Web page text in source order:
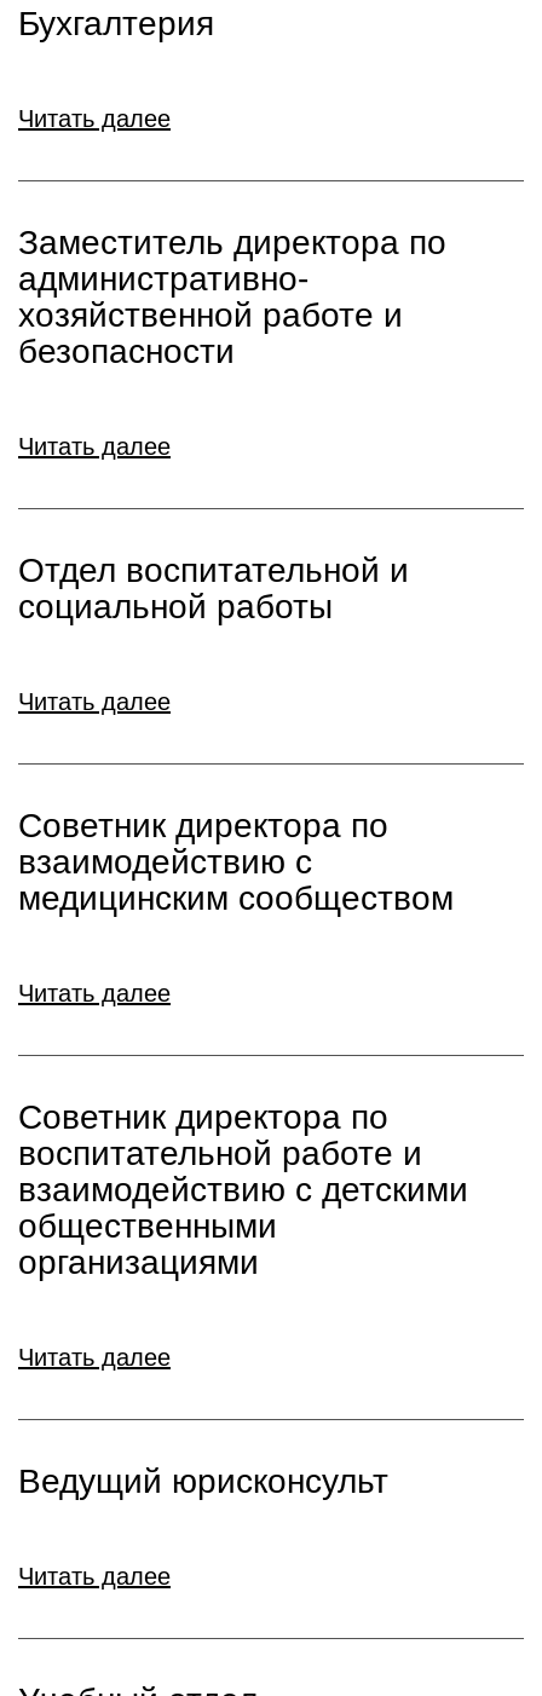
Бухгалтерия
Читать далее
Заместитель директора по
административно-
хозяйственной работе и
безопасности
Читать далее
Отдел воспитательной и
социальной работы
Читать далее
Советник директора по
взаимодействию с
медицинским сообществом
Читать далее
Советник директора по
воспитательной работе и
взаимодействию с детскими
общественными
организациями
Читать далее
Ведущий юрисконсульт
Читать далее